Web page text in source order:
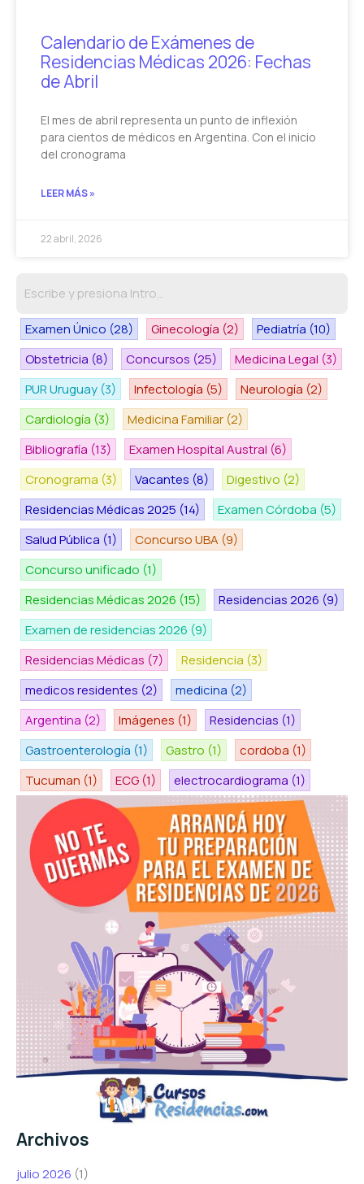
Calendario de Exámenes de
Residencias Médicas 2026: Fechas
de Abril
El mes de abril representa un punto de inflexión
para cientos de médicos en Argentina. Con el inicio
del cronograma
LEER MÁS »
22 abril, 2026
Examen Único (28) Ginecología (2) Pediatría (10)
Obstetricia (8) Concursos (25) Medicina Legal (3)
PUR Uruguay (3) Infectología (5) Neurología (2)
Cardiología (3) Medicina Familiar (2)
Bibliografía (13) Examen Hospital Austral (6)
Cronograma (3) Vacantes (8) Digestivo (2)
Residencias Médicas 2025 (14) Examen Córdoba (5)
Salud Pública (1) Concurso UBA (9)
Concurso unificado (1)
Residencias Médicas 2026 (15) Residencias 2026 (9)
Examen de residencias 2026 (9)
Residencias Médicas (7) Residencia (3)
medicos residentes (2) medicina (2)
Argentina (2) Imágenes (1) Residencias (1)
Gastroenterología (1) Gastro (1) cordoba (1)
Tucuman (1) ECG (1) electrocardiograma (1)
Archivos
julio 2026 (1)